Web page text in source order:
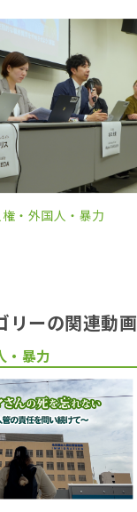
・外国人・暴力
リーの関連動画
・暴力